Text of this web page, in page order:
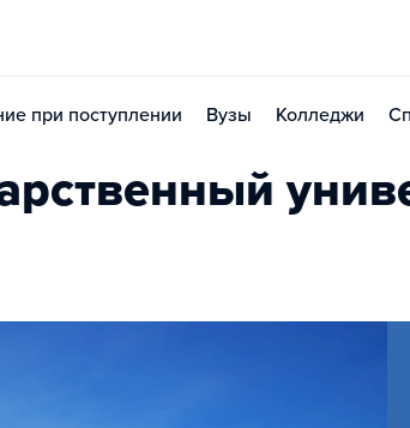
при поступлении Вузы Колледжи